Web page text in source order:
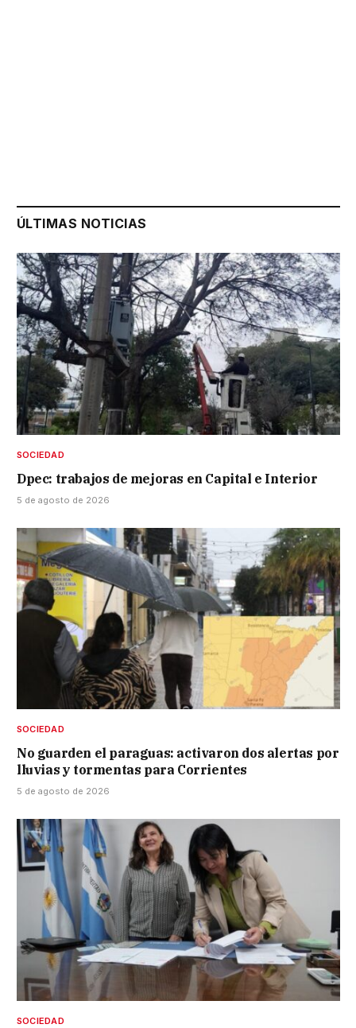
ÚLTIMAS NOTICIAS
SOCIEDAD
Dpec: trabajos de mejoras en Capital e Interior
5 de agosto de 2026
SOCIEDAD
No guarden el paraguas: activaron dos alertas por
lluvias y tormentas para Corrientes
5 de agosto de 2026
SOCIEDAD